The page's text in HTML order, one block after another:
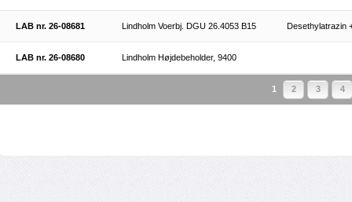
LAB nr. 26-08681 Lindholm Voerbj. DGU 26.4053 B15 Desethylatrazin
LAB nr. 26-08680 Lindholm Højdebeholder, 9400
1 2 3 4